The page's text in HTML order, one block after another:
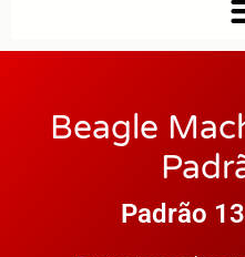
Beagle
Padrão